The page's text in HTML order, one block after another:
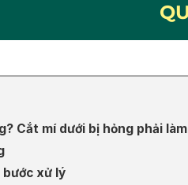
Cắt mí dưới bị hỏng phải
bước xử lý